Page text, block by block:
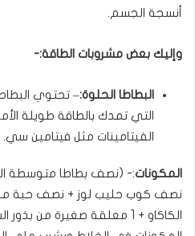
أنسجة الجسم.
وإليك بعض مشروبات الطاقة:-
البطاطا الحلوة:– تحتوي
التي تمدك بالطاقة طويلة
الفيتامينات مثل فيتامين سي.
المكونات:- (نصف بطاطا متوسطة